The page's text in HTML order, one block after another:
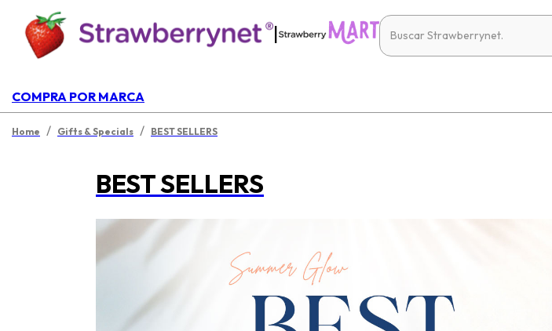
|
COMPRA POR MARCA
Home / Gifts & Specials / BEST SELLERS
BEST SELLERS